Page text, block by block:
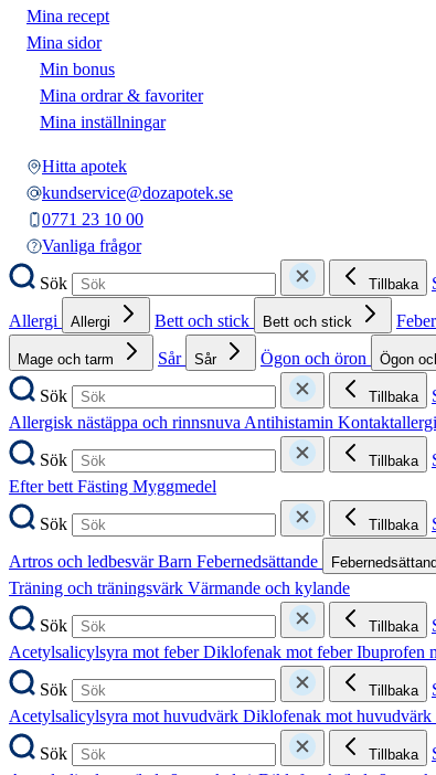
Mina recept
Mina sidor
Min bonus
Mina ordrar & favoriter
Mina inställningar
Hitta apotek
kundservice@dozapotek.se
0771 23 10 00
Vanliga frågor
Sök
Tillbaka
Allergi
Allergi Bett och stick Bett och stick
Mage och tarm Sår Sår Ögon och öron Ögon
Sök Tillbaka
Allergisk nästäppa och rinnsnuva Antihistamin Kontaktallergi
Sök
Tillbaka
Efter bett Fästing Myggmedel
Sök
Tillbaka
Artros och ledbesvärBarn Febernedsättande
Träning och träningsvärk Värmande och kylande
Sök
Tillbaka
Acetylsalicylsyra mot feberDiklofenak mot feberIbuprofen
Sök
Tillbaka
Acetylsalicylsyra mot huvudvärk Diklofenak mot huvudvärk
Sök
Tillbaka